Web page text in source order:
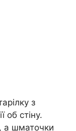
з
об стіну.
а шматочки